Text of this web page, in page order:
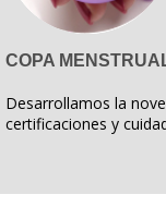
COPA
Desarrollamos la
certificaciones y